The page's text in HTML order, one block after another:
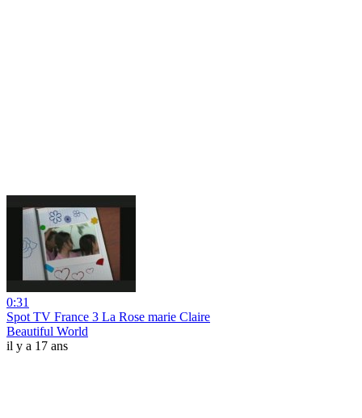
0:31
Spot TV France 3 La Rose marie Claire
Beautiful World
il y a 17 ans